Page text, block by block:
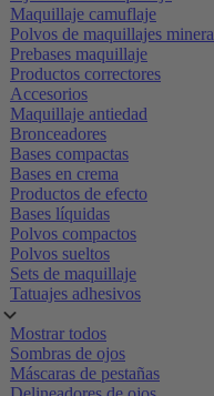
Maquillaje camuflaje
Polvos de maquillajes
Prebases maquillaje
Productos correctores
Accesorios
Maquillaje antiedad
Bronceadores
Bases compactas
Bases en crema
Productos de efecto
Bases líquidas
Polvos compactos
Polvos sueltos
Sets de maquillaje
Tatuajes adhesivos
Mostrar todos
Sombras de ojos
Máscaras de pestañas